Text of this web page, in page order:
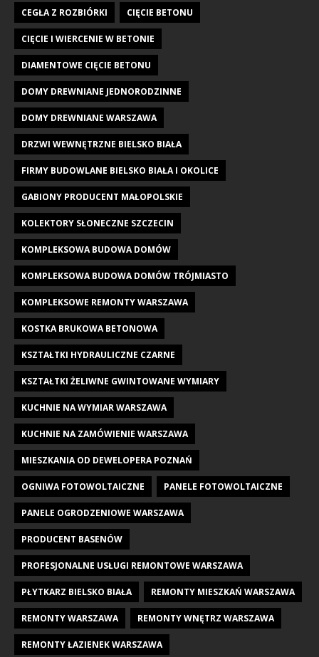
CEGŁA Z ROZBIÓRKI CIĘCIE BETONU
CIĘCIE I WIERCENIE W BETONIE
DIAMENTOWE CIĘCIE BETONU
DOMY DREWNIANE JEDNORODZINNE
DOMY DREWNIANE WARSZAWA
DRZWI WEWNĘTRZNE BIELSKO BIAŁA
FIRMY BUDOWLANE BIELSKO BIAŁA I OKOLICE
GABIONY PRODUCENT MAŁOPOLSKIE
KOLEKTORY SŁONECZNE SZCZECIN
KOMPLEKSOWA BUDOWA DOMÓW
KOMPLEKSOWA BUDOWA DOMÓW TRÓJMIASTO
KOMPLEKSOWE REMONTY WARSZAWA
KOSTKA BRUKOWA BETONOWA
KSZTAŁTKI HYDRAULICZNE CZARNE
KSZTAŁTKI ŻELIWNE GWINTOWANE WYMIARY
KUCHNIE NA WYMIAR WARSZAWA
KUCHNIE NA ZAMÓWIENIE WARSZAWA
MIESZKANIA OD DEWELOPERA POZNAŃ
OGNIWA FOTOWOLTAICZNE PANELE FOTOWOLTAICZNE
PANELE OGRODZENIOWE WARSZAWA
PRODUCENT BASENÓW
PROFESJONALNE USŁUGI REMONTOWE WARSZAWA
PŁYTKARZ BIELSKO BIAŁA REMONTY MIESZKAŃ WARSZAWA
REMONTY WARSZAWA REMONTY WNĘTRZ WARSZAWA
REMONTY ŁAZIENEK WARSZAWA